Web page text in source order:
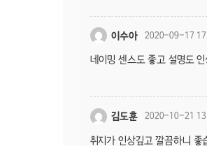
이수아 2020-09-17
네이밍 센스도 좋고 설명도
김도훈 2020-10-21
취지가 인상깊고 깔끔하니 좋